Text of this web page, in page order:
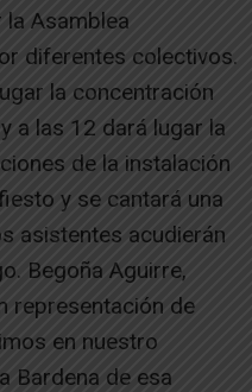
Asamblea
diferentes colectivos.
la concentración
a las 12 dará lugar la
de la instalación
y se cantará una
asistentes acudierán
Begoña Aguirre,
representación de
en nuestro
Bardena de esa